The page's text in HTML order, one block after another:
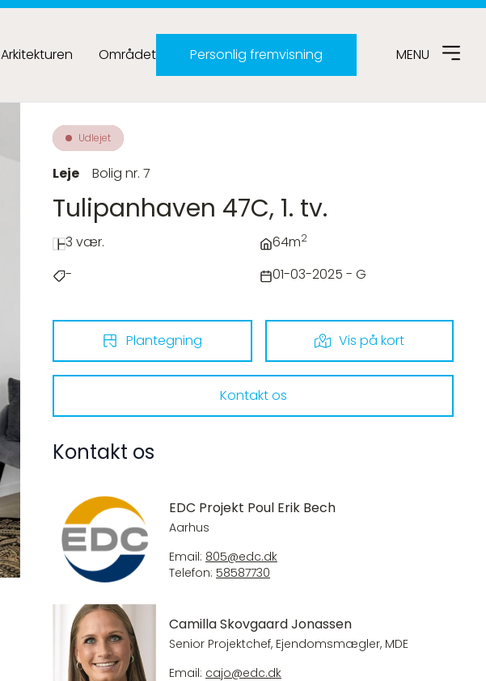
Arkitekturen Området Personlig fremvisning MENU
Udlejet
Leje Bolig nr. 7
Tulipanhaven 47C, 1. tv.
3 vær. 64m2
- 01-03-2025 - G
Plantegning Vis på kort
Kontakt os
Kontakt os
EDC Projekt Poul Erik Bech
Aarhus
Email: 805@edc.dk
Telefon: 58587730
Camilla Skovgaard Jonassen
Senior Projektchef, Ejendomsmægler, MDE
Email: cajo@edc.dk